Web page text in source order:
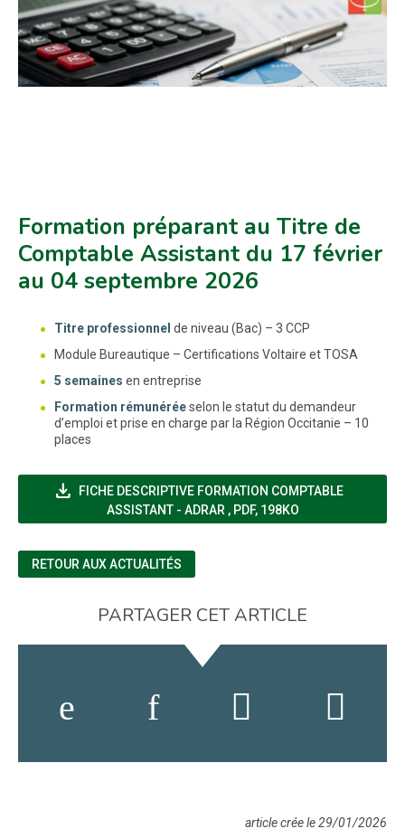
Formation préparant au Titre de
Comptable Assistant du 17 février
au 04 septembre 2026
Titre professionnel de niveau (Bac) – 3 CCP
Module Bureautique – Certifications Voltaire et TOSA
5 semaines en entreprise
Formation rémunéréeselon le statut du demandeur
d’emploi et prise en charge par la Région Occitanie – 10
places
file_download
FICHE DESCRIPTIVE FORMATION COMPTABLE
ASSISTANT - ADRAR
(NOUVELLE FENÊTRE)
, PDF, 198KO
RETOUR AUX ACTUALITÉS
PARTAGER CET ARTICLE
article crée le 29/01/2026